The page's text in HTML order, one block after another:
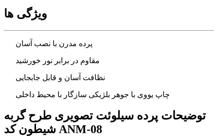
ویژگی ها
پرده مدرن با نصب آسان
مقاوم در برابر نور خورشید
نظافت آسان و قابل جابجایی
چاپ یووی با جوهر بلژیکی سازگار با محیط داخلی
توضیحات پرده سیلوئت تصویری طرح گربه
شیطون کد ANM-08